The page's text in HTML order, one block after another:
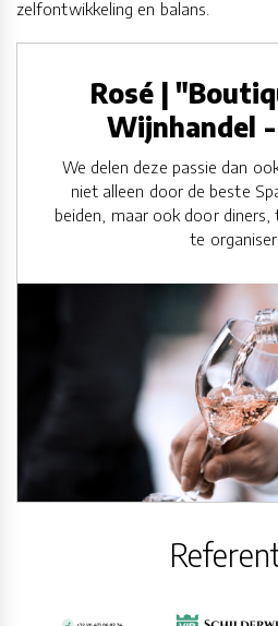
zelfontwikkeling en balans.
Rosé |
Wijnhandel
We delen deze passie dan
niet alleen door de beste
beiden, maar ook door diners,
te